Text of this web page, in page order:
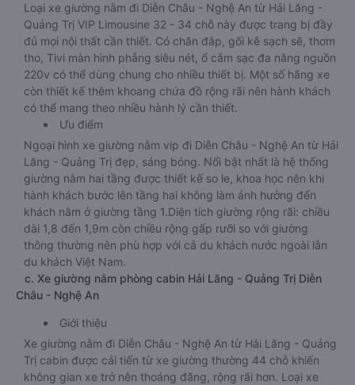
Loại xe giường nằm đi Diễn Châu - Nghệ An từ Hải Lăng -
Quảng Trị VIP Limousine 32 - 34 chỗ này được trang bị đầy
đủ mọi nội thất cần thiết. Có chăn đắp, gối kê sạch sẽ, thơm
tho, Tivi màn hình phẳng siêu nét, ổ cắm sạc đa năng nguồn
220v có thể dùng chung cho nhiều thiết bị. Một số hãng xe
còn thiết kế thêm khoang chứa đồ rộng rãi nên hành khách
có thể mang theo nhiều hành lý cần thiết.
Ưu điểm
Ngoại hình xe giường nằm vip đi Diễn Châu - Nghệ An từ Hải
Lăng - Quảng Trị đẹp, sáng bóng. Nổi bật nhất là hệ thống
giường nằm hai tầng được thiết kế so le, khoa học nên khi
hành khách bước lên tầng hai không làm ảnh hưởng đến
khách nằm ở giường tầng 1.Diện tích giường rộng rãi: chiều
dài 1,8 đến 1,9m còn chiều rộng gấp rưỡi so với giường
thông thường nên phù hợp với cả du khách nước ngoài lẫn
du khách Việt Nam.
c. Xe giường nằm phòng cabin Hải Lăng - Quảng Trị Diễn
Châu - Nghệ An
Giới thiệu
Xe giường nằm đi Diễn Châu - Nghệ An từ Hải Lăng - Quảng
Trị cabin được cải tiến từ xe giường thường 44 chỗ khiến
không gian xe trở nên thoáng đãng, rộng rãi hơn. Loại xe